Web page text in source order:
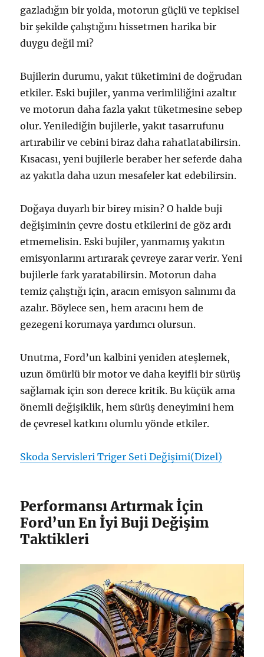
gazladığın bir yolda, motorun güçlü ve tepkisel
bir şekilde çalıştığını hissetmen harika bir
duygu değil mi?
Bujilerin durumu, yakıt tüketimini de doğrudan
etkiler. Eski bujiler, yanma verimliliğini azaltır
ve motorun daha fazla yakıt tüketmesine sebep
olur. Yenilediğin bujilerle, yakıt tasarrufunu
artırabilir ve cebini biraz daha rahatlatabilirsin.
Kısacası, yeni bujilerle beraber her seferde daha
az yakıtla daha uzun mesafeler kat edebilirsin.
Doğaya duyarlı bir birey misin? O halde buji
değişiminin çevre dostu etkilerini de göz ardı
etmemelisin. Eski bujiler, yanmamış yakıtın
emisyonlarını artırarak çevreye zarar verir. Yeni
bujilerle fark yaratabilirsin. Motorun daha
temiz çalıştığı için, aracın emisyon salınımı da
azalır. Böylece sen, hem aracını hem de
gezegeni korumaya yardımcı olursun.
Unutma, Ford’un kalbini yeniden ateşlemek,
uzun ömürlü bir motor ve daha keyifli bir sürüş
sağlamak için son derece kritik. Bu küçük ama
önemli değişiklik, hem sürüş deneyimini hem
de çevresel katkını olumlu yönde etkiler.
Skoda Servisleri Triger Seti Değişimi(Dizel)
Performansı Artırmak İçin
Ford’un En İyi Buji Değişim
Taktikleri